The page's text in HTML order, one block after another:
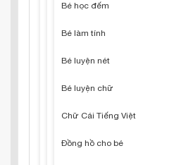
Bé học đếm
Bé làm tính
Bé luyện nét
Bé luyện chữ
Chữ Cái Tiếng Việt
Đồng hồ cho bé